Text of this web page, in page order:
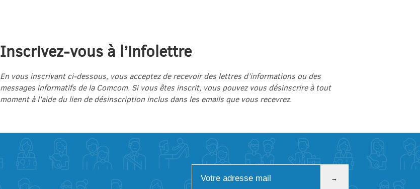
Inscrivez-vous à l’infolettre
En vous inscrivant ci-dessous, vous acceptez de recevoir des lettres d’informations ou des
messages informatifs de la Comcom. Si vous êtes inscrit, vous pouvez vous désinscrire à tout
moment à l’aide du lien de désinscription inclus dans les emails que vous recevrez.